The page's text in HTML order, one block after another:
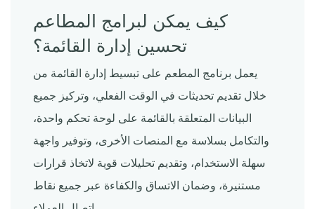
كيف يمكن لبرامج المطاعم
تحسين إدارة القائمة؟
يعمل برنامج المطعم على تبسيط إدارة القائمة من
خلال تقديم تحديثات في الوقت الفعلي، وتركيز جميع
البيانات المتعلقة بالقائمة على لوحة تحكم واحدة،
والتكامل بسلاسة مع المنصات الأخرى، وتوفير واجهة
سهلة الاستخدام، وتقديم تحليلات قوية لاتخاذ قرارات
مستنيرة، وضمان الاتساق والكفاءة عبر جميع نقاط